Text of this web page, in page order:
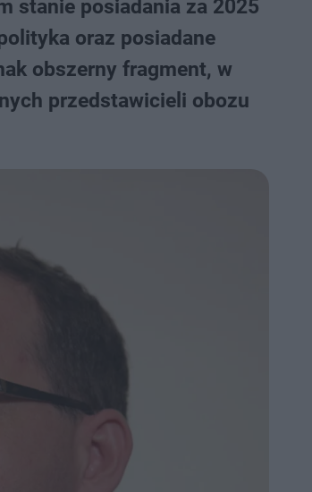
stanie posiadania za 2025
oraz posiadane
obszerny fragment, w
przedstawicieli obozu